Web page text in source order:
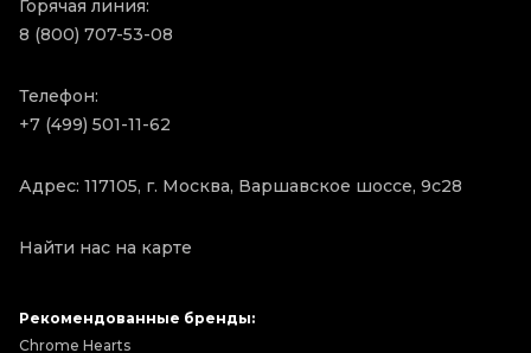
Горячая линия:
8 (800) 707-53-08
Телефон:
+7 (499) 501-11-62
Адрес: 117105, г. Москва, Варшавское шоссе, 9с28
Найти нас на карте
Рекомендованные бренды:
Chrome Hearts